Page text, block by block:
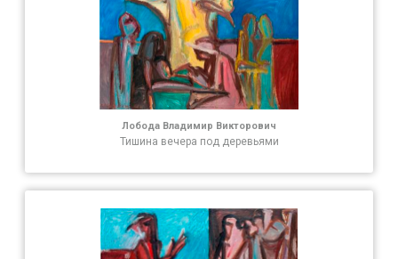
Лобода Владимир Викторович
Тишина вечера под деревьями